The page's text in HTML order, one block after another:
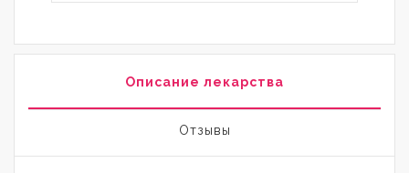
Описание лекарства
Отзывы